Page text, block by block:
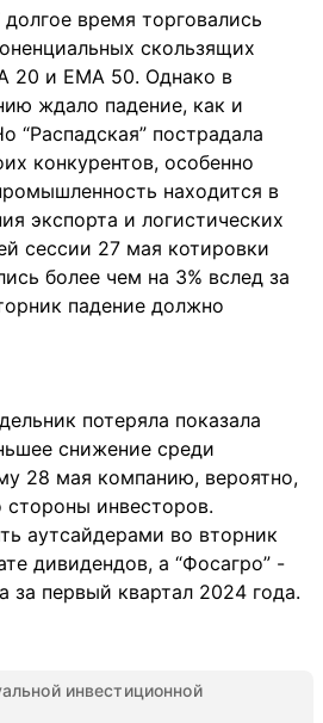
время торговались
скользящих
20 и EMA 50. Однако в
ждало падение, как и
“Распадская” пострадала
конкурентов, особенно
находится в
экспорта и логистических
сессии 27 мая котировки
более чем на 3% вслед за
падение должно
потеряла показала
снижение среди
28 мая компанию, вероятно,
инвесторов.
аутсайдерами во вторник
дивидендов, а “Фосагро” -
за первый квартал 2024 года.
инвестиционной